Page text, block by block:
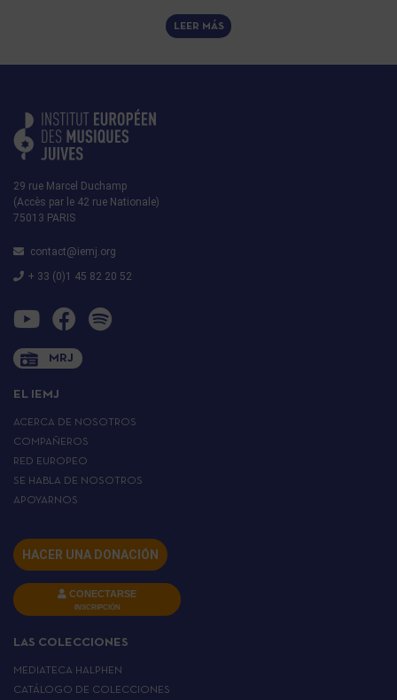
LEER MÁS
29 rue Marcel Duchamp
(Accès par le 42 rue Nationale)
75013 PARIS
contact@iemj.org
+ 33 (0)1 45 82 20 52
MRJ
EL IEMJ
ACERCA DE NOSOTROS
COMPAÑEROS
RED EUROPEO
SE HABLA DE NOSOTROS
APOYARNOS
HACER UNA DONACIÓN
CONECTARSE
INSCRIPCIÓN
LAS COLECCIONES
MEDIATECA HALPHEN
CATÁLOGO DE COLECCIONES